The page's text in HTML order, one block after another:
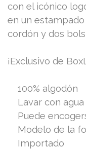
con el icónico
en un
cordón y dos
¡Exclusivo de
100% algodón
Lavar con agua
Puede
Modelo de la
Importado